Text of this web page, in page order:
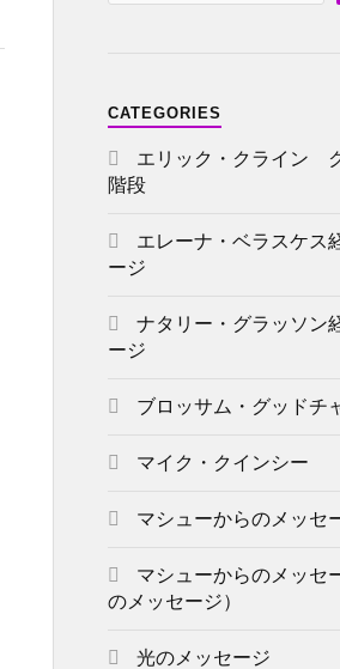
CATEGORIES
エリック・クライン
階段
エレーナ・ベラスケス
ージ
ナタリー・グラッソン
ージ
ブロッサム・グッドチ
マイク・クインシー
マシューからのメッセ
マシューからのメッ
のメッセージ）
光のメッセージ